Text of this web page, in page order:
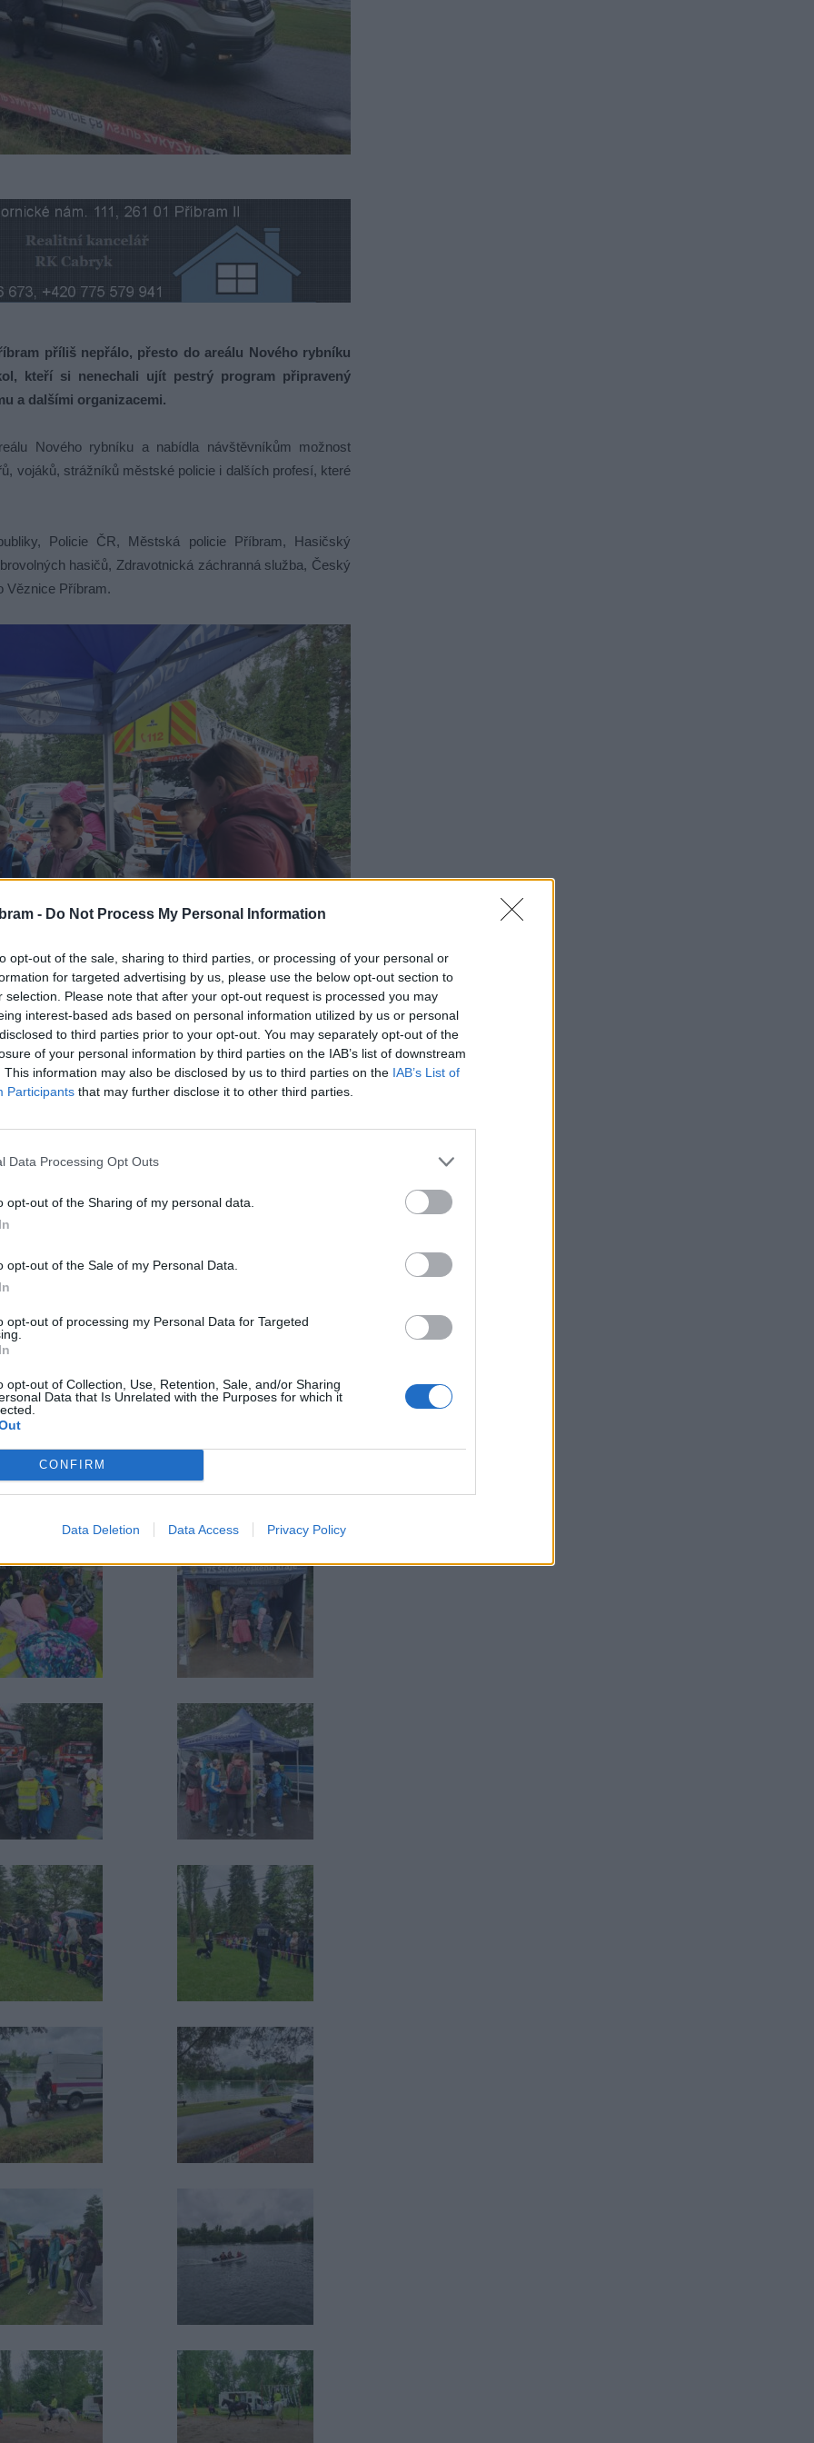
- Do Not Process My Personal Information
opt-out of the sale, sharing to third parties, or processing of your personal or
for targeted advertising by us, please use the below opt-out section to
selection. Please note that after your opt-out request is processed you may
interest-based ads based on personal information utilized by us or personal
to third parties prior to your opt-out. You may separately opt-out of the
of your personal information by third parties on the IAB’s list of downstream
This information may also be disclosed by us to third parties on the IAB’s List of
Participants that may further disclose it to other third parties.
Data Processing Opt Outs
opt-out of the Sharing of my personal data.
opt-out of the Sale of my Personal Data.
opt-out of processing my Personal Data for Targeted
opt-out of Collection, Use, Retention, Sale, and/or Sharing
Data that Is Unrelated with the Purposes for which it
CONFIRM
Data Deletion Data Access Privacy Policy
příliš nepřálo, přesto do areálu Nového rybníku
kteří si nenechali ujít pestrý program připravený
a dalšími organizacemi.
Nového rybníku a nabídla návštěvníkům možnost
vojáků, strážníků městské policie i dalších profesí, které
Policie ČR, Městská policie Příbram, Hasičský
hasičů, Zdravotnická záchranná služba, Český
Věznice Příbram.
ukázek. Policisté předvedli zadržení pachatele
žebříku s lezci, práci s hasicím a řezacím zařízením
vzbudila také ukázka vyprošťování osob po dopravní
techniku jednotlivých složek, vyzkoušet si některé
pečují o bezpečnost a ochranu zdraví obyvatel.
si můžete prohlédnout ve fotogalerii.